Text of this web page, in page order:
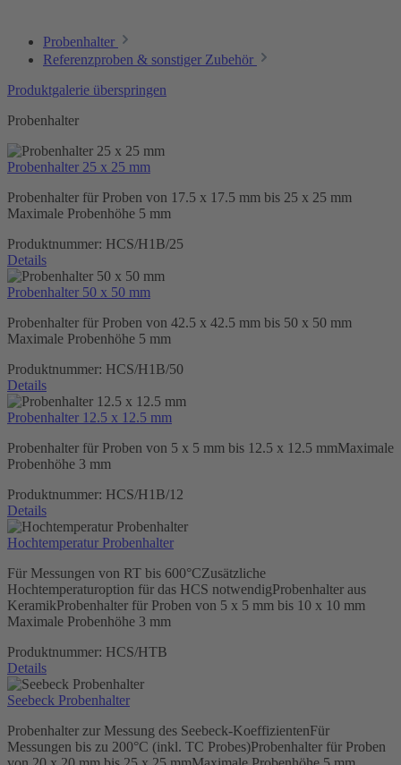
Probenhalter
Referenzproben & sonstiger Zubehör
Produktgalerie überspringen
Probenhalter
Probenhalter 25 x 25 mm
Probenhalter für Proben von 17.5 x 17.5 mm bis 25 x 25 mm
Maximale Probenhöhe 5 mm
Produktnummer: HCS/H1B/25
Details
Probenhalter 50 x 50 mm
Probenhalter für Proben von 42.5 x 42.5 mm bis 50 x 50 mm
Maximale Probenhöhe 5 mm
Produktnummer: HCS/H1B/50
Details
Probenhalter 12.5 x 12.5 mm
Probenhalter für Proben von 5 x 5 mm bis 12.5 x 12.5 mmMaximale
Probenhöhe 3 mm
Produktnummer: HCS/H1B/12
Details
Hochtemperatur Probenhalter
Für Messungen von RT bis 600°CZusätzliche
Hochtemperaturoption für das HCS notwendigProbenhalter aus
KeramikProbenhalter für Proben von 5 x 5 mm bis 10 x 10 mm
Maximale Probenhöhe 3 mm
Produktnummer: HCS/HTB
Details
Seebeck Probenhalter
Probenhalter zur Messung des Seebeck-KoeffizientenFür
Messungen bis zu 200°C (inkl. TC Probes)Probenhalter für Proben